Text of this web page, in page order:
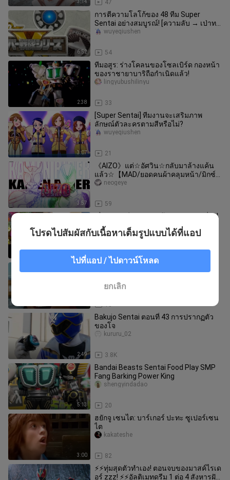
3:14 47
6:52
การตีความโลโก้ของ 48 ทีม Super
Sentai อย่างสมบูรณ์! [ความลับ → เป่าทา
โร่ + ไม่รู้จัก]
54
wuyeqiushen
2:38
ทีมอสูร: ร่างโคลนของโซลเบิร์ด กองหน้า
ของราชายาบาริถือกำเนิดแล้ว!
33
lingyubushilinyu
3:07
[Super Sentai] ทีมงานจะเสริมภาพ
ลักษณ์ตัวละครตามสีหรือไม่?
21
wuyeqiushen
3:57
《AIZO》แต่☆อัศวิน☆กลับมาล้างแค้น
แล้ว☆【MAD/ยอดคนผ้าคลุมหน้า/มิกซ์
ตัดต่อ】【การประกวดผลงานดัดแปลงอ
59
neogeye
เรื่องราวอดีตของอุลตร้า ถนนเหวินเมี่ยว!
ฉบับเต็ม!
22
mumumuzienci
Hyakuju Sentai: เข้าสู่ High Duke
16
lingyubushilinyu
2:49
Bakujo Sentai ตอนที่ 43 การปรากฏตัว
ของโจ
3.8K
kururu_02
5:13
Bandai Beasts Sentai Food Play SMP
Fang Barking Power King
20
shengyindadao
3:00
ฮยักจู เซนไต: บาร์เกอร์ ปะทะ ซูเปอร์เซน
ไต
82
kakateshe
⚡⚡ทุ่มสุดตัวทำเอง! ตอนจบของมาสค์ไรเด
อร์ zzz! ⚡⚡อัลติเมทดรีม 1 ต่อ 4 สังหารฝัน
โปรดไปสัมผัสกับเนื้อหาเต็มรูปแบบได้ที่แอป
ไปที่แอป / ไปดาวน์โหลด
ยกเลิก